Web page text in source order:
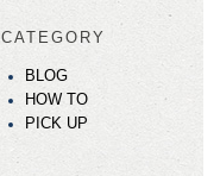
CATEGORY
BLOG
HOW TO
PICK UP